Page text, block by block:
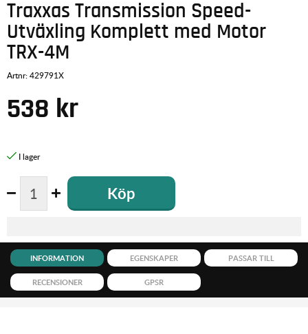
Traxxas Transmission Speed-
Utväxling Komplett med Motor
TRX-4M
Artnr:429791X
538 kr
Köp
INFORMATION EGENSKAPER PASSAR TILL
RECENSIONER GPSR